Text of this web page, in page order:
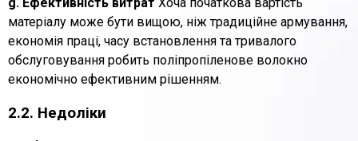
матеріалу може бути вищою, ніж традиційне армування,
економія праці, часу встановлення та тривалого
обслуговування робить поліпропіленове волокно
економічно ефективним рішенням.
2.2. Недоліки